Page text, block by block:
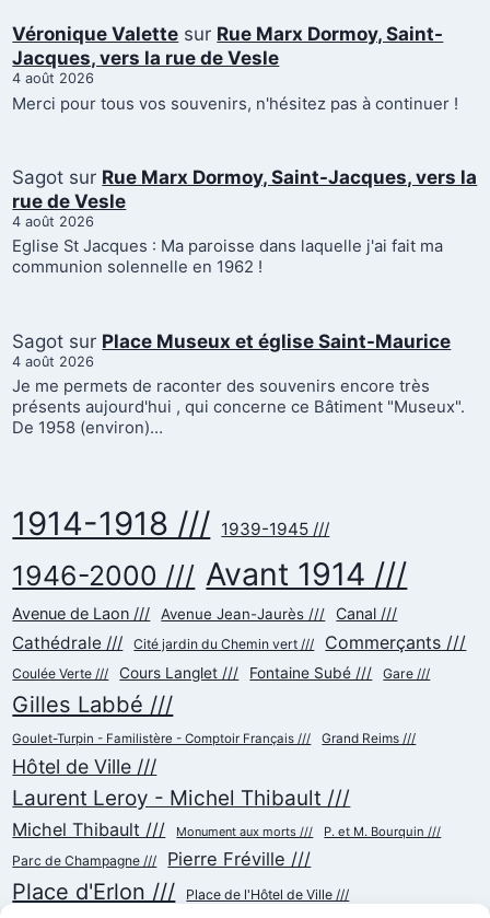
Véronique Valette sur Rue Marx Dormoy, Saint-
Jacques, vers la rue de Vesle
4 août 2026
Merci pour tous vos souvenirs, n'hésitez pas à continuer !
Sagot sur Rue Marx Dormoy, Saint-Jacques, vers la
rue de Vesle
4 août 2026
Eglise St Jacques : Ma paroisse dans laquelle j'ai fait ma
communion solennelle en 1962 !
Sagot sur Place Museux et église Saint-Maurice
4 août 2026
Je me permets de raconter des souvenirs encore très
présents aujourd'hui , qui concerne ce Bâtiment "Museux".
De 1958 (environ)…
1914-1918 /// 1939-1945 ///
1946-2000 /// Avant 1914 ///
Avenue de Laon /// Avenue Jean-Jaurès /// Canal ///
Cathédrale /// Cité jardin du Chemin vert /// Commerçants ///
Coulée Verte /// Cours Langlet /// Fontaine Subé /// Gare ///
Gilles Labbé ///
Goulet-Turpin - Familistère - Comptoir Français /// Grand Reims ///
Hôtel de Ville ///
Laurent Leroy - Michel Thibault ///
Michel Thibault /// Monument aux morts /// P. et M. Bourquin ///
Parc de Champagne /// Pierre Fréville ///
Place d'Erlon /// Place de l'Hôtel de Ville ///